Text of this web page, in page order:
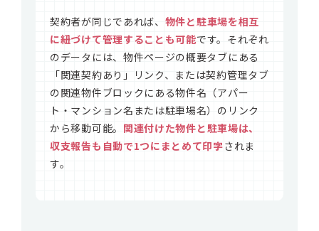
契約者が同じであれば、 物件と駐車場を相互
に紐づけて管理することも可能です。それぞれ
のデータには、物件ページの概要タブにある
「関連契約あり」リンク、または契約管理タブ
の関連物件ブロックにある物件名（アパー
ト・マンション名または駐車場名）のリンク
から移動可能。 関連付けた物件と駐車場は、
収支報告も自動で1つにまとめて印字されま
す。